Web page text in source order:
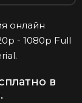
онлайн
- 1080p Full
в